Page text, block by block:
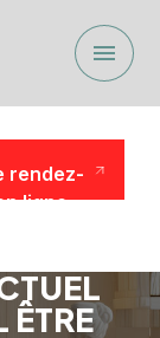
menu
rendez-
ligne
ÊTRE